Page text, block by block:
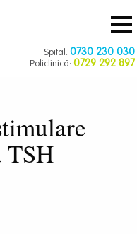
Spital: 0730 230 030
Policlinică: 0729 292 897